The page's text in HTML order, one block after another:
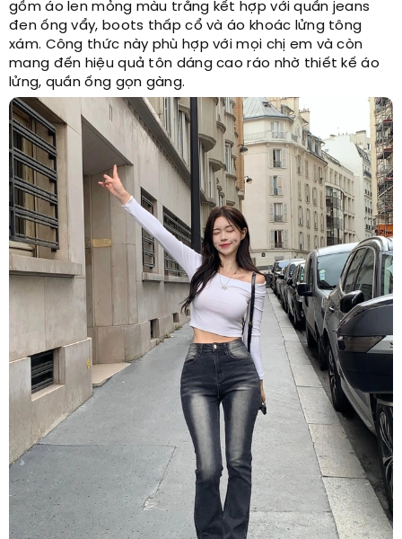
gồm áo len mỏng màu trắng kết hợp với quần jeans
đen ống vẩy, boots thấp cổ và áo khoác lửng tông
xám. Công thức này phù hợp với mọi chị em và còn
mang đến hiệu quả tôn dáng cao ráo nhờ thiết kế áo
lửng, quần ống gọn gàng.